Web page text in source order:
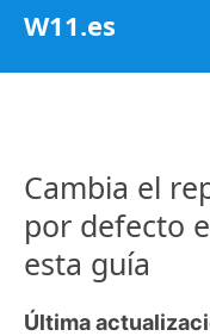
Saltar
W11.es
Cambia el
por defecto
esta guía
Última